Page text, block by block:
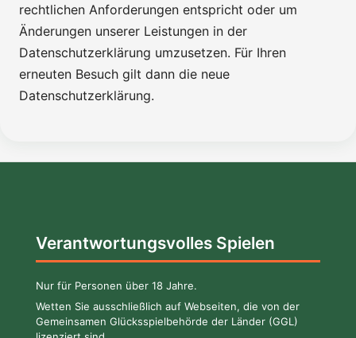
rechtlichen Anforderungen entspricht oder um
Änderungen unserer Leistungen in der
Datenschutzerklärung umzusetzen. Für Ihren
erneuten Besuch gilt dann die neue
Datenschutzerklärung.
Verantwortungsvolles Spielen
Nur für Personen über 18 Jahre.
Wetten Sie ausschließlich auf Webseiten, die von der
Gemeinsamen Glücksspielbehörde der Länder (GGL)